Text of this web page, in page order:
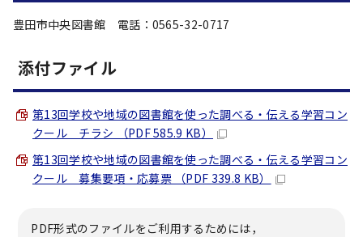
豊田市中央図書館 電話：0565-32-0717
添付ファイル
第13回学校や地域の図書館を使った調べる・伝える学習コン
クール チラシ （PDF 585.9 KB）
第13回学校や地域の図書館を使った調べる・伝える学習コン
クール 募集要項・応募票 （PDF 339.8 KB）
PDF形式のファイルをご利用するためには，